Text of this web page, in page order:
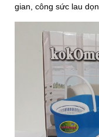
gian, công sức lau dọn